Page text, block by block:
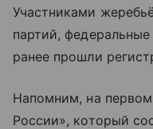
Участниками
партий,
ранее прошли
Напомним, на первом
России», который